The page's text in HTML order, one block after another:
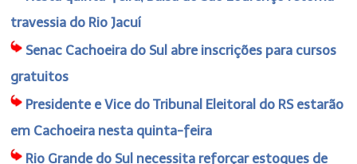
travessia do Rio Jacuí
Senac Cachoeira do Sul abre inscrições para cursos
gratuitos
Presidente e Vice do Tribunal Eleitoral do RS estarão
em Cachoeira nesta quinta-feira
Rio Grande do Sul necessita reforçar estoques de